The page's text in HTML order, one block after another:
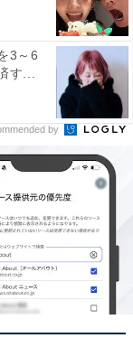
3～6
す...
by